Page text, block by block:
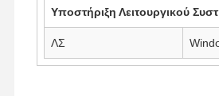
Υποστήριξη Λειτουργικού
ΛΣ